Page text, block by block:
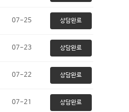
07-25 상담완료
07-23 상담완료
07-22 상담완료
07-21 상담완료